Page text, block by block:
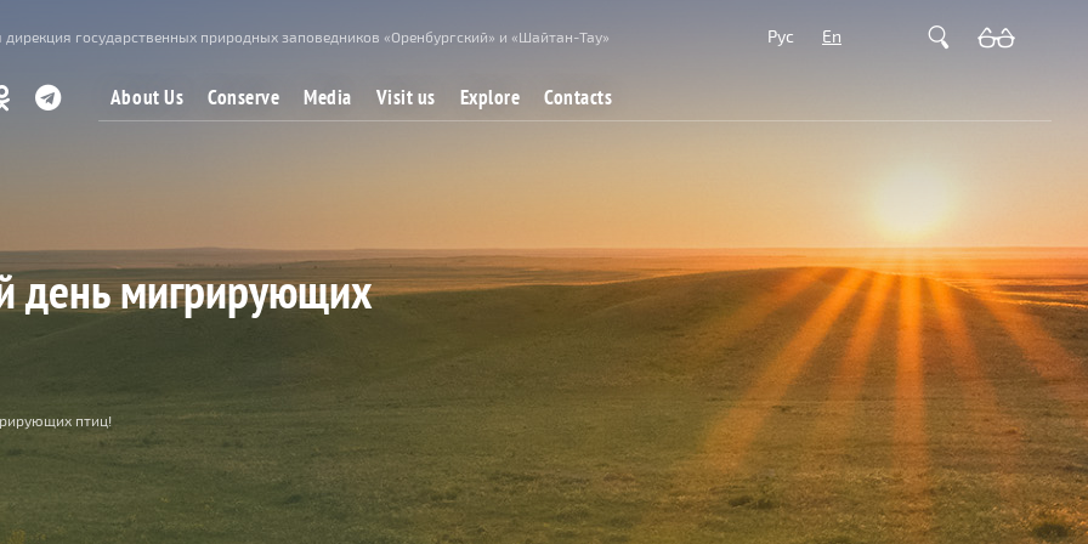
государственных природных заповедников «Оренбургский» и «Шайтан-Тау» Рус En
About Us Conserve Media Visit us Explore Contacts
день мигрирующих
птиц!